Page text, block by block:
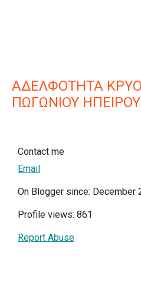
ΑΔΕΛΦΟΤΗΤΑ
ΠΩΓΩΝΙΟΥ ΗΠΕΙΡΟΥ
Contact me
Email
On Blogger since: December
Profile views: 861
Report Abuse